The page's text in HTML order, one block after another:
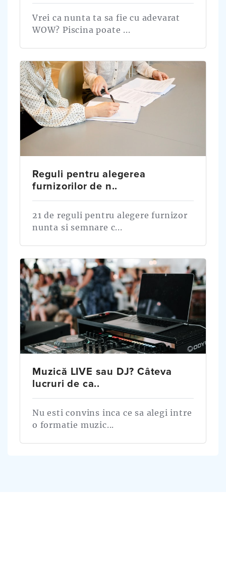
Vrei ca nunta ta sa fie cu adevarat
WOW? Piscina poate ...
Reguli pentru alegerea
furnizorilor de n..
21 de reguli pentru alegere furnizor
nunta si semnare c...
Muzică LIVE sau DJ? Câteva
lucruri de ca..
Nu esti convins inca ce sa alegi intre
o formatie muzic...